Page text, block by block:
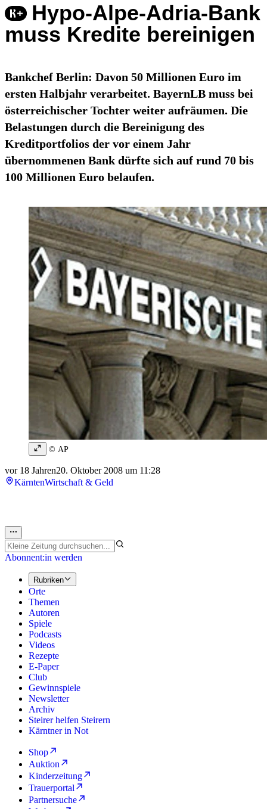
Hypo-Alpe-Adria-Bank
muss Kredite bereinigen
Bankchef Berlin: Davon 50 Millionen Euro im
ersten Halbjahr verarbeitet. BayernLB muss bei
österreichischer Tochter weiter aufräumen. Die
Belastungen durch die Bereinigung des
Kreditportfolios der vor einem Jahr
übernommenen Bank dürfte sich auf rund 70 bis
100 Millionen Euro belaufen.
© AP
vor 18 Jahren20. Oktober 2008 um 11:28
KärntenWirtschaft & Geld
Abonnent:in werden
Rubriken
Orte
Themen
Autoren
Spiele
Podcasts
Videos
Rezepte
E-Paper
Club
Gewinnspiele
Newsletter
Archiv
Steirer helfen Steirern
Kärntner in Not
Shop
Auktion
Kinderzeitung
Trauerportal
Partnersuche